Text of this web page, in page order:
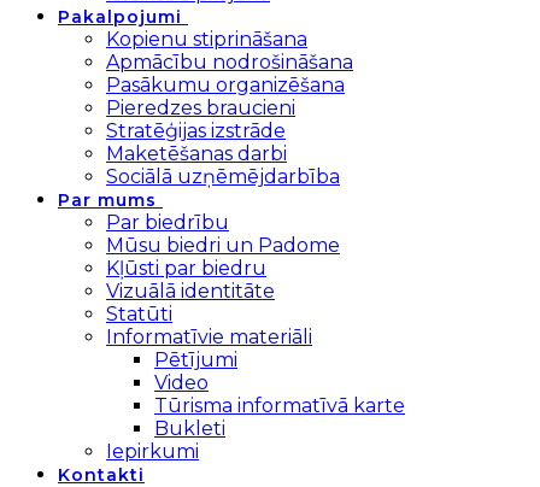
Pakalpojumi
Kopienu stiprināšana
Apmācību nodrošināšana
Pasākumu organizēšana
Pieredzes braucieni
Stratēģijas izstrāde
Maketēšanas darbi
Sociālā uzņēmējdarbība
Par mums
Par biedrību
Mūsu biedri un Padome
Kļūsti par biedru
Vizuālā identitāte
Statūti
Informatīvie materiāli
Pētījumi
Video
Tūrisma informatīvā karte
Bukleti
Iepirkumi
Kontakti